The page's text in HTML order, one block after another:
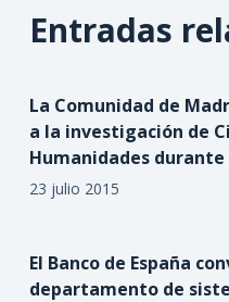
Entradas
La Comunidad de
a la investigación de
Humanidades
23 julio 2015
El Banco de España
departamento de